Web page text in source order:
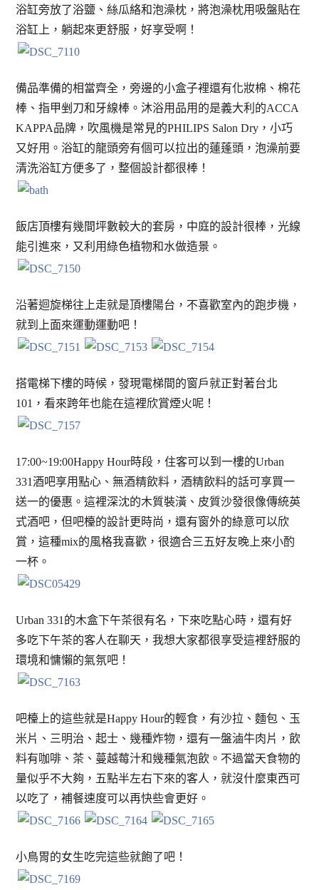
浴缸旁放了浴鹽、絲瓜絡和泡澡枕，將泡澡枕用吸盤貼在
浴缸上，躺起來更舒服，好享受啊！
備品準備的相當齊全，旁邊的小盒子裡還有化妝棉、棉花
棒、指甲剉刀和牙線棒。沐浴用品用的是義大利的ACCA
KAPPA品牌，吹風機是常見的PHILIPS Salon Dry，小巧
又好用。浴缸的龍頭旁有個可以拉出的蓮蓬頭，泡澡前要
清洗浴缸方便多了，整個設計都很棒！
飯店頂樓有幾間坪數較大的套房，中庭的設計很棒，光線
能引進來，又利用綠色植物和水做造景。
沿著迴旋梯往上走就是頂樓陽台，不喜歡室內的跑步機，
就到上面來運動運動吧！
搭電梯下樓的時候，發現電梯間的窗戶就正對著台北
101，看來跨年也能在這裡欣賞煙火呢！
17:00~19:00Happy Hour時段，住客可以到一樓的Urban
331酒吧享用點心、無酒精飲料，酒精飲料的話可享買一
送一的優惠。這裡深沈的木質裝潢、皮質沙發很像傳統英
式酒吧，但吧檯的設計更時尚，還有窗外的綠意可以欣
賞，這種mix的風格我喜歡，很適合三五好友晚上來小酌
一杯。
Urban 331的木盒下午茶很有名，下來吃點心時，還有好
多吃下午茶的客人在聊天，我想大家都很享受這裡舒服的
環境和慵懶的氣氛吧！
吧檯上的這些就是Happy Hour的輕食，有沙拉、麵包、玉
米片、三明治、起士、幾種炸物，還有一盤滷牛肉片，飲
料有咖啡、茶、蔓越莓汁和幾種氣泡飲。不過當天食物的
量似乎不大夠，五點半左右下來的客人，就沒什麼東西可
以吃了，補餐速度可以再快些會更好。
小鳥胃的女生吃完這些就飽了吧！